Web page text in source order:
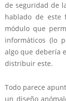
de seguridad de
hablado de
módulo que
informáticos (lo
algo que debería
distribuir este.
Todo parece
un diseño